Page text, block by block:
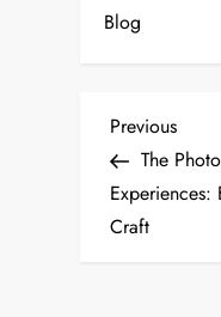
Blog
P
o
s
Previous
Post
Previous
The
Experiences:
Craft